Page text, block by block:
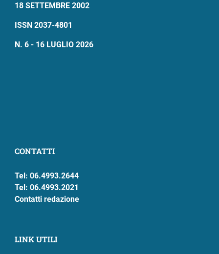
18 SETTEMBRE 2002
ISSN 2037-4801
N. 6 - 16 LUGLIO 2026
CONTATTI
Tel: 06.4993.2644
Tel: 06.4993.2021
Contatti redazione
LINK UTILI